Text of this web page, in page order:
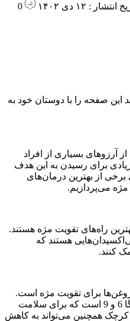
انتشار : ۱۲ دی ۱۴۰۲
0
این صفحه را با دوستان خود به
آرزوهای بسیاری از افراد
برای رسیدن به این هدف
برخی از بهترین درمان‌های
می‌پردازیم.
راه‌های تقویت مژه هستند.
هستند که
کنند.
برای تقویت مژه است.
این روغن حاوی اسیدهای چرب امگا 6 و 9 است که برای سلامت
همچنین می‌تواند به کاهش